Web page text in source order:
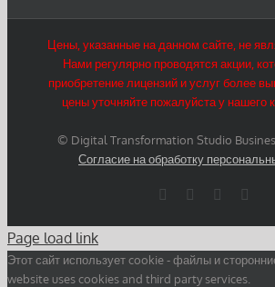
Цены, указанные на данном сайте, не
Нами регулярно проводятся акции,
приобретение лицензий и услуг более
цены уточняйте пожалуйста у нашего
© Digital Transformation Studio
Согласие на обработку
WhatsApp
Email YouTube
Page load link
Этот сайт использует cookie - файлы и
website uses cookies and third party services.